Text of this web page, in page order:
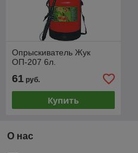
Опрыскиватель Жук
ОП-207 6л.
61 руб.
Купить
О нас